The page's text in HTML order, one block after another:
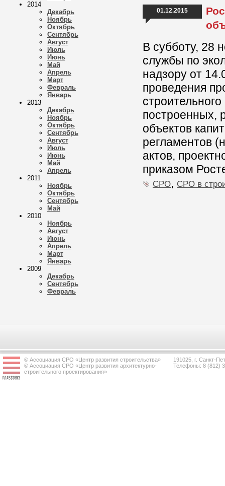
2014
Декабрь
Ноябрь
Октябрь
Сентябрь
Август
Июль
Июнь
Май
Апрель
Март
Февраль
Январь
2013
Декабрь
Ноябрь
Октябрь
Сентябрь
Август
Июль
Июнь
Май
Апрель
2011
Ноябрь
Октябрь
Сентябрь
Май
2010
Ноябрь
Август
Июнь
Апрель
Март
Январь
2009
Декабрь
Сентябрь
Февраль
01.12.2015
В субботу, 28
службы по
надзору от
проведения
построенных,
объектов
регламентов
актов,
приказом
СРО, СРО в
© Ассоциация СРО «Центр развития строительства»
© Ассоциация СРО «Центр развития архитектурно-
строительного проектирования»
191025, г. Санкт-
Телефоны: 8 (812)